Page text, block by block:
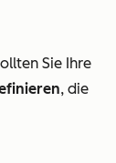
Sie Ihre
, die